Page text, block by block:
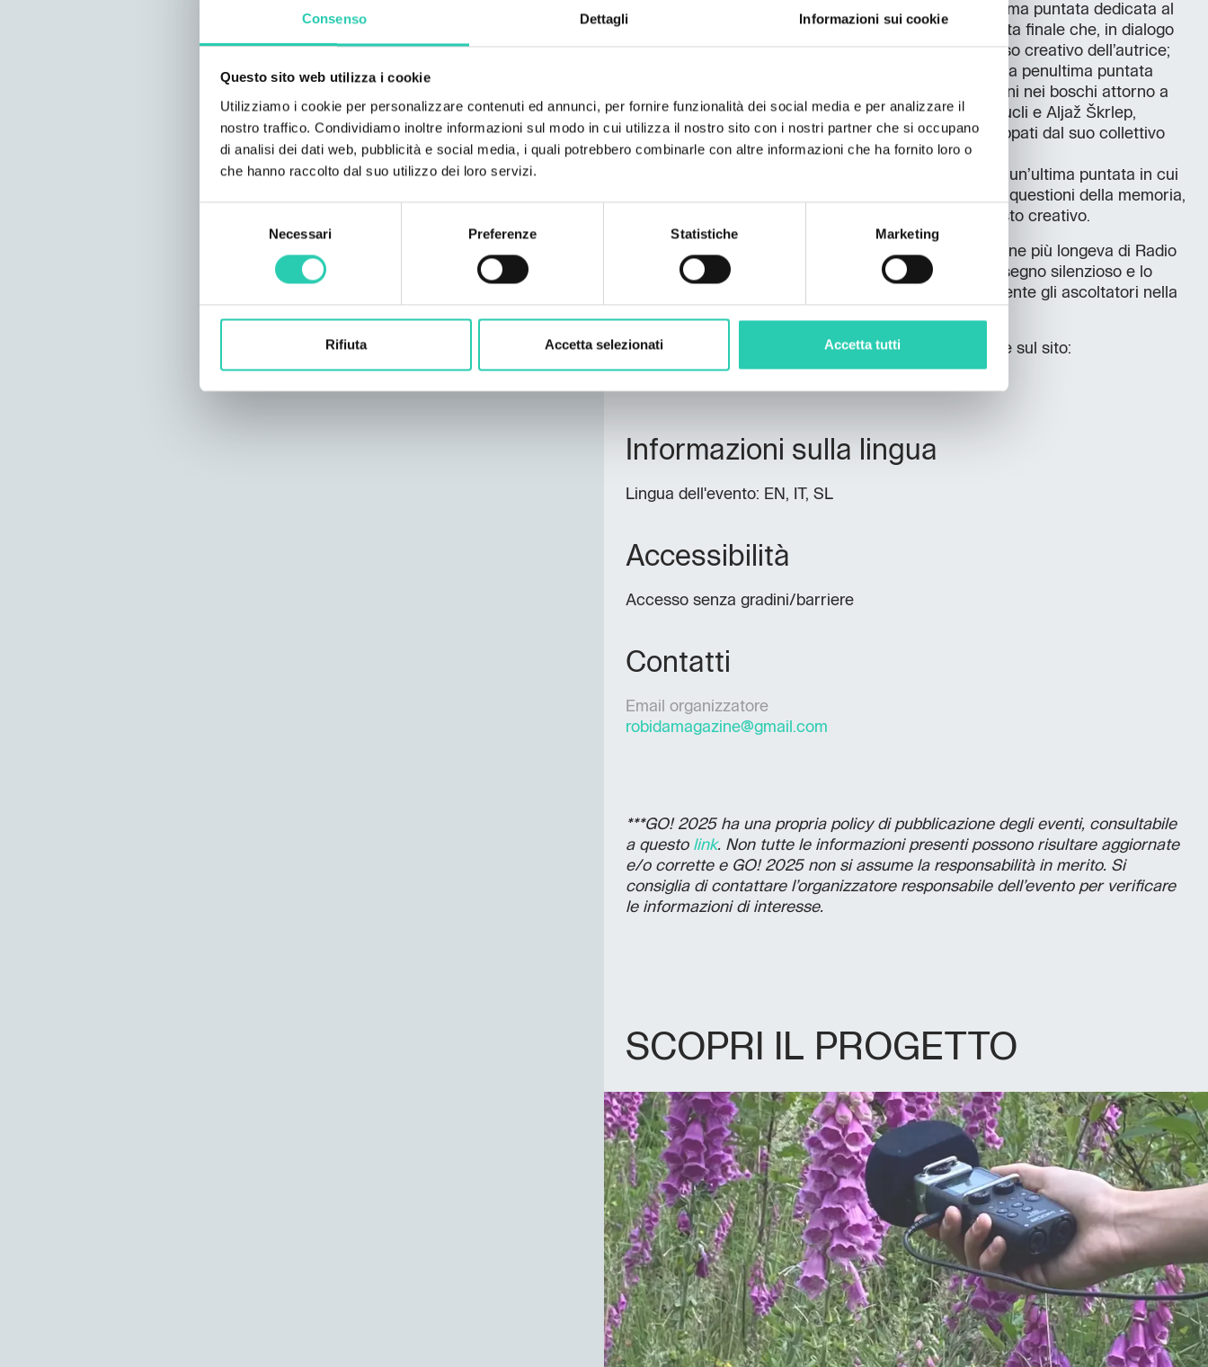
Consenso Dettagli Informazioni sui cookie
Questo sito web utilizza i cookie
Utilizziamo i cookie per personalizzare contenuti ed annunci, per fornire funzionalità dei social media e per analizzare il
nostro traffico. Condividiamo inoltre informazioni sul modo in cui utilizza il nostro sito con i nostri partner che si occupano
di analisi dei dati web, pubblicità e social media, i quali potrebbero combinarle con altre informazioni che ha fornito loro o
che hanno raccolto dal suo utilizzo dei loro servizi.
Necessari Preferenze Statistiche Marketing
Rifiuta Accetta selezionati Accetta tutti
–
di Petra Filagrana, con una penultima puntata dedicata al
lavoro cinematografico di Demelza Kooij e una puntata finale che, in dialogo
con Elena Rucli del Collettivo Robida, svela il processo creativo dell’autrice;
di Moritz Gansen, in cui la penultima puntata
segue la ricerca delle tracce degli animali e dei confini nei boschi attorno a
Topolò, mentre l’ultima, in conversazione con Vida Rucli e Aljaž Škrlep,
approfondisce la pratica dell’autore e i concetti sviluppati dal suo collettivo
berlineseDiffrakt, centro per la teoria periferica;
, con un’ultima puntata in cui
, affronta le questioni della memoria,
della forma radiofonica e dell’archiviazione come gesto creativo.
La giornata si chiuderà dolcemente con la trasmissione più longeva di Radio
Robida,Disegno in suono Elena Rucli
, il cui disegno silenzioso e lo
spazio sonoro che crea accompagnano tradizionalmente gli ascoltatori nella
Il programma completo sarà pubblicato il 18 dicembre sul sito:
radio.robidacollective.com
Informazioni sulla lingua
Lingua dell'evento: EN, IT, SL
Accessibilità
Accesso senza gradini/barriere
Contatti
Email organizzatore
robidamagazine@gmail.com
***GO! 2025 ha una propria policy di pubblicazione degli eventi, consultabile
a questo link. Non tutte le informazioni presenti possono risultare aggiornate
e/o corrette e GO! 2025 non si assume la responsabilità in merito. Si
consiglia di contattare l’organizzatore responsabile dell’evento per verificare
le informazioni di interesse.
SCOPRI IL PROGETTO